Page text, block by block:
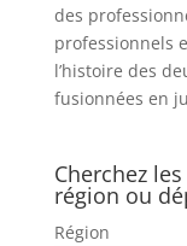
des
professionnels
l’histoire des
fusionnées en
Cherchez
région ou
Région